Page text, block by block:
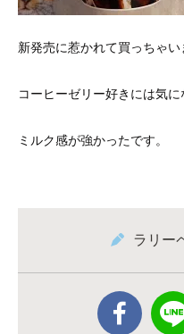
新発売に惹かれて買っちゃい
コーヒーゼリー好きには気に
ミルク感が強かったです。
ラリー